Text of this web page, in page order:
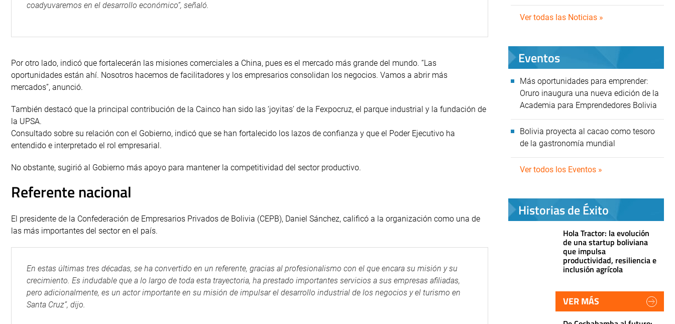
coadyuvaremos en el desarrollo económico”, señaló.
Por otro lado, indicó que fortalecerán las misiones comerciales a China, pues es el mercado más grande del mundo. “Las
oportunidades están ahí. Nosotros hacemos de facilitadores y los empresarios consolidan los negocios. Vamos a abrir más
mercados”, anunció.
También destacó que la principal contribución de la Cainco han sido las ‘joyitas’ de la Fexpocruz, el parque industrial y la fundación de
la UPSA.
Consultado sobre su relación con el Gobierno, indicó que se han fortalecido los lazos de confianza y que el Poder Ejecutivo ha
entendido e interpretado el rol empresarial.
No obstante, sugirió al Gobierno más apoyo para mantener la competitividad del sector productivo.
Referente nacional
El presidente de la Confederación de Empresarios Privados de Bolivia (CEPB), Daniel Sánchez, calificó a la organización como una de
las más importantes del sector en el país.
En estas últimas tres décadas, se ha convertido en un referente, gracias al profesionalismo con el que encara su misión y su
crecimiento. Es indudable que a lo largo de toda esta trayectoria, ha prestado importantes servicios a sus empresas afiliadas,
pero adicionalmente, es un actor importante en su misión de impulsar el desarrollo industrial de los negocios y el turismo en
Santa Cruz”, dijo.
Ver todas las Noticias »
Eventos
Más oportunidades para emprender:
Oruro inaugura una nueva edición de la
Academia para Emprendedores Bolivia
Bolivia proyecta al cacao como tesoro
de la gastronomía mundial
Ver todos los Eventos »
Historias de Éxito
Hola Tractor: la evolución
de una startup boliviana
que impulsa
productividad, resiliencia e
inclusión agrícola
VER MÁS